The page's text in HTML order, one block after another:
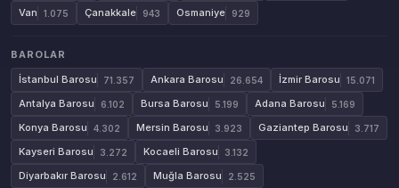
Van 1.075 Çanakkale 943 Osmaniye 929
BAROLAR
İstanbul Barosu
71.357 Ankara Barosu 26.654 İzmir Barosu 15.071
Antalya Barosu 6.102 Bursa Barosu 5.199 Adana Barosu 5.169
Konya Barosu 4.302 Mersin Barosu 3.923 Gaziantep Barosu 3.717
Kayseri Barosu 3.272 Kocaeli Barosu 3.132
Diyarbakır Barosu 2.612 Muğla Barosu 2.525